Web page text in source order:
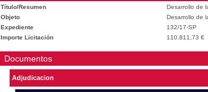
Título/Resumen
Desarrollo de
Objeto
Desarrollo de
Expediente
132/17-SP
Importe Licitación
110.811,73 €
Documentos
Adjudicacion